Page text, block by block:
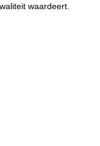
waardeert.